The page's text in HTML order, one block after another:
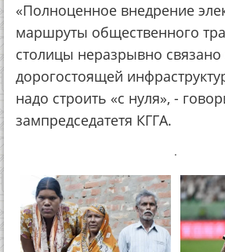
«Полноценное внедрение
маршруты общественного
столицы неразрывно связано
дорогостоящей
надо строить «с нуля», -
зампредседатетя КГГА.
.